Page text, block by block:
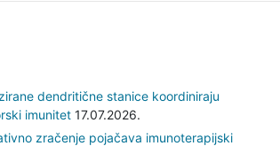
dendritične stanice koordiniraju
imunitet 17.07.2026.
zračenje pojačava imunoterapijski